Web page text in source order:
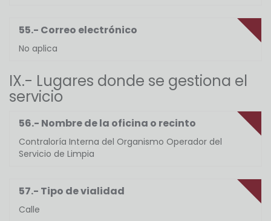
55.- Correo electrónico
No aplica
IX.- Lugares donde se gestiona el
servicio
56.- Nombre de la oficina o recinto
Contraloría Interna del Organismo Operador del
Servicio de Limpia
57.- Tipo de vialidad
Calle